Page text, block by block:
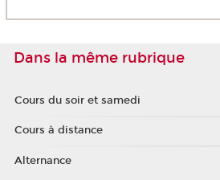
Dans la même rubrique
Cours du soir et samedi
Cours à distance
Alternance